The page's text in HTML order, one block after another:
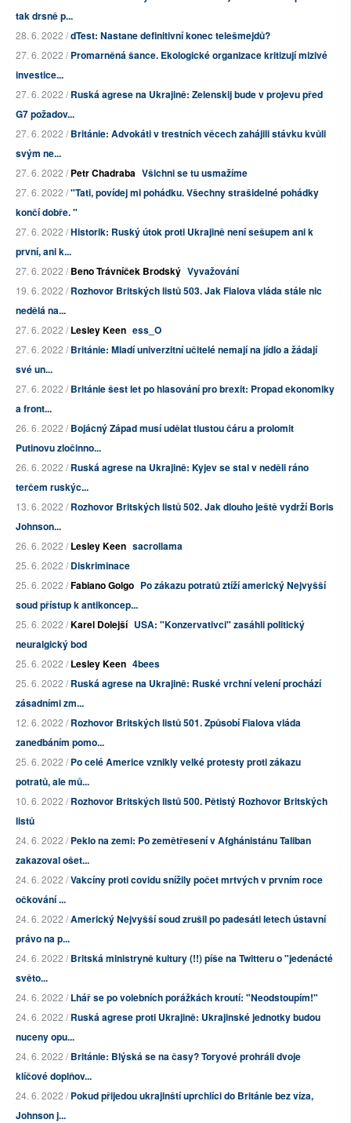
tak drsně p...
28. 6. 2022 /dTest: Nastane definitivní konec telešmejdů?
27. 6. 2022 /Promarněná šance. Ekologické organizace kritizují mizivé
investice...
27. 6. 2022 /Ruská agrese na Ukrajině: Zelenskij bude v projevu před
G7 požadov...
27. 6. 2022 /Británie: Advokáti v trestních věcech zahájili stávku kvůli
svým ne...
27. 6. 2022 /Petr Chadraba Všichni se tu usmažíme
27. 6. 2022 /"Tati, povídej mi pohádku. Všechny strašidelné pohádky
končí dobře. "
27. 6. 2022 /Historik: Ruský útok proti Ukrajině není sešupem ani k
první, ani k...
27. 6. 2022 /Beno Trávníček Brodský Vyvažování
19. 6. 2022 /Rozhovor Britských listů 503. Jak Fialova vláda stále nic
nedělá na...
27. 6. 2022 /Lesley Keen ess_O
27. 6. 2022 /Británie: Mladí univerzitní učitelé nemají na jídlo a žádají
své un...
27. 6. 2022 /Británie šest let po hlasování pro brexit: Propad ekonomiky
a front...
26. 6. 2022 /Bojácný Západ musí udělat tlustou čáru a prolomit
Putinovu zločinno...
26. 6. 2022 /Ruská agrese na Ukrajině: Kyjev se stal v neděli ráno
terčem ruskýc...
13. 6. 2022 /Rozhovor Britských listů 502. Jak dlouho ještě vydrží Boris
Johnson...
26. 6. 2022 /Lesley Keen sacrollama
25. 6. 2022 /Diskriminace
25. 6. 2022 /Fabiano Golgo Po zákazu potratů ztíží americký Nejvyšší
soud přístup k antikoncep...
25. 6. 2022 /Karel Dolejší USA: "Konzervativci" zasáhli politický
neuralgický bod
25. 6. 2022 /Lesley Keen 4bees
25. 6. 2022 /Ruská agrese na Ukrajině: Ruské vrchní velení prochází
zásadními zm...
12. 6. 2022 /Rozhovor Britských listů 501. Způsobí Fialova vláda
zanedbáním pomo...
25. 6. 2022 /Po celé Americe vznikly velké protesty proti zákazu
potratů, ale mů...
10. 6. 2022 /Rozhovor Britských listů 500. Pětistý Rozhovor Britských
listů
24. 6. 2022 /Peklo na zemi: Po zemětřesení v Afghánistánu Taliban
zakazoval ošet...
24. 6. 2022 /Vakcíny proti covidu snížily počet mrtvých v prvním roce
očkování ...
24. 6. 2022 /Americký Nejvyšší soud zrušil po padesáti letech ústavní
právo na p...
24. 6. 2022 /Britská ministryně kultury (!!) píše na Twitteru o "jedenácté
světo...
24. 6. 2022 /Lhář se po volebních porážkách kroutí: "Neodstoupím!"
24. 6. 2022 /Ruská agrese proti Ukrajině: Ukrajinské jednotky budou
nuceny opu...
24. 6. 2022 /Británie: Blýská se na časy? Toryové prohráli dvoje
klíčové doplňov...
24. 6. 2022 /Pokud přijedou ukrajinští uprchlíci do Británie bez víza,
Johnson j...